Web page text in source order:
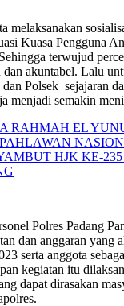
melaksanakan
Kuasa Pengguna
terwujud
dan akuntabel. Lalu
Polsek sejajaran
menjadi semakin
RAHMAH EL
HJK KE-
Polres Padang
dan anggaran yang
serta anggota
kegiatan itu
dapat dirasakan